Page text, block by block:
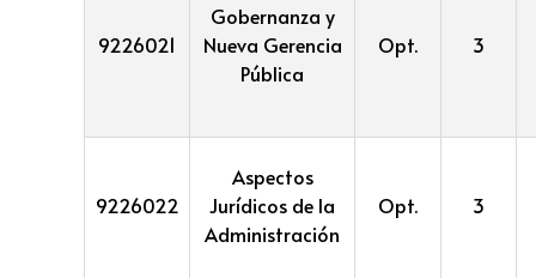
9226021
Gobernanza y
Nueva Gerencia
Pública
Opt. 3
9226022
Aspectos
Jurídicos de la
Administración
Opt. 3